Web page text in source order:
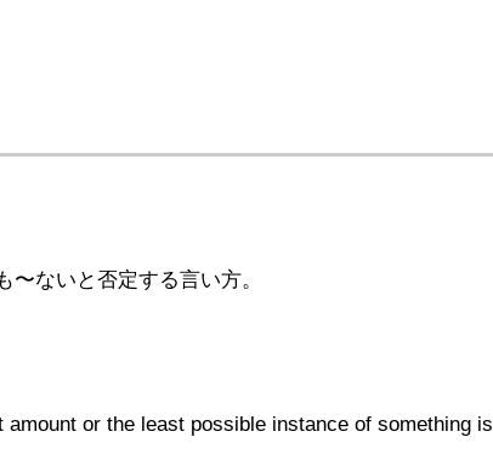
ないと否定する言い方。
or the least possible instance of something is